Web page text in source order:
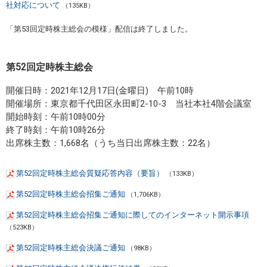
社対応について
（135KB）
「第53回定時株主総会の模様」配信は終了しました。
第52回定時株主総会
開催日時：2021年12月17日(金曜日) 午前10時
開催場所：東京都千代田区永田町2-10-3 当社本社4階会議室
開始時刻：午前10時00分
終了時刻：午前10時26分
出席株主数：1,668名（うち当日出席株主数：22名）
第52回定時株主総会質疑応答内容（要旨） （133KB）
第52回定時株主総会招集ご通知 （1,706KB）
第52回定時株主総会招集ご通知に際してのインターネット開示事項
（523KB）
第52回定時株主総会決議ご通知 （98KB）